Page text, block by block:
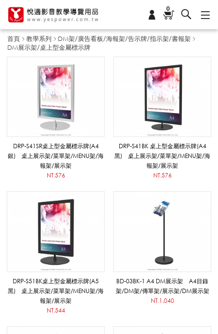
0
首頁 教學系列
DM架/廣告看板/海報架/告示牌/指示架/書報架
DM展示架/桌上型金屬標示牌
展
桌
DRP-S41SR桌上型金屬標示牌(A4
銀) 桌上展示架/菜單架/MENU架/海
報架/展示架
NT.576
DRP-S41BK 桌上型金屬標示牌(A4
黑) 桌上展示架/菜單架/MENU架/海
報架/展示架
NT.576
DRP-S51BK桌上型金屬標示牌(A5
黑) 桌上展示架/菜單架/MENU架/海
報架/展示架
NT.544
BD-03BK-1 A4 DM展示架 A4目錄
架/DM架/傳單架/展示架/DM展示架
NT.1,040